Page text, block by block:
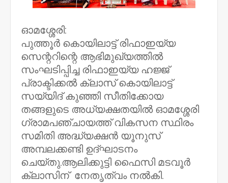
ഓമശ്ശേരി:
പുത്തൂർ കൊയിലാട്ട്‌ രിഫാഇയ്യ
സെന്ററിന്റെ ആഭിമുഖ്യത്തിൽ
സംഘടിപ്പിച്ച രിഫാഇയ്യ ഹജ്ജ്
പ്രാക്ടിക്കൽ ക്ലാസ് കൊയിലാട്ട്‌
സയ്യിദ് കുഞ്ഞി സീതിക്കോയ
തങ്ങളുടെ അധ്യക്ഷതയിൽ ഓമശ്ശേരി
ഗ്രാമപഞ്ചായത്ത് വികസന സ്ഥിരം
സമിതി അദ്ധ്യക്ഷൻ യൂനുസ്
അമ്പലക്കണ്ടി ഉദ്ഘാടനം
ചെയ്തു.ആലിക്കുട്ടി ഫൈസി മടവൂർ
ക്ലാസിന്‌ നേതൃത്വം നൽകി.